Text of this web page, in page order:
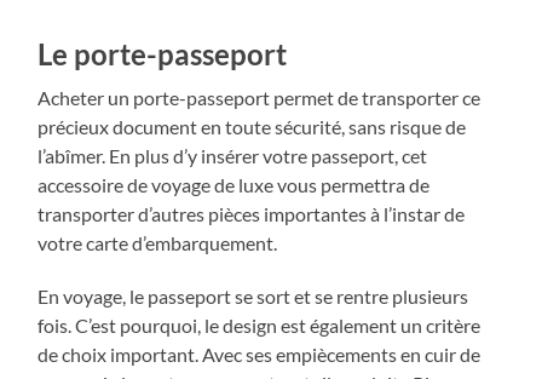
Le porte-passeport
Acheter un porte-passeport permet de transporter ce
précieux document en toute sécurité, sans risque de
l’abîmer. En plus d’y insérer votre passeport, cet
accessoire de voyage de luxe vous permettra de
transporter d’autres pièces importantes à l’instar de
votre carte d’embarquement.
En voyage, le passeport se sort et se rentre plusieurs
fois. C’est pourquoi, le design est également un critère
de choix important. Avec ses empiècements en cuir de